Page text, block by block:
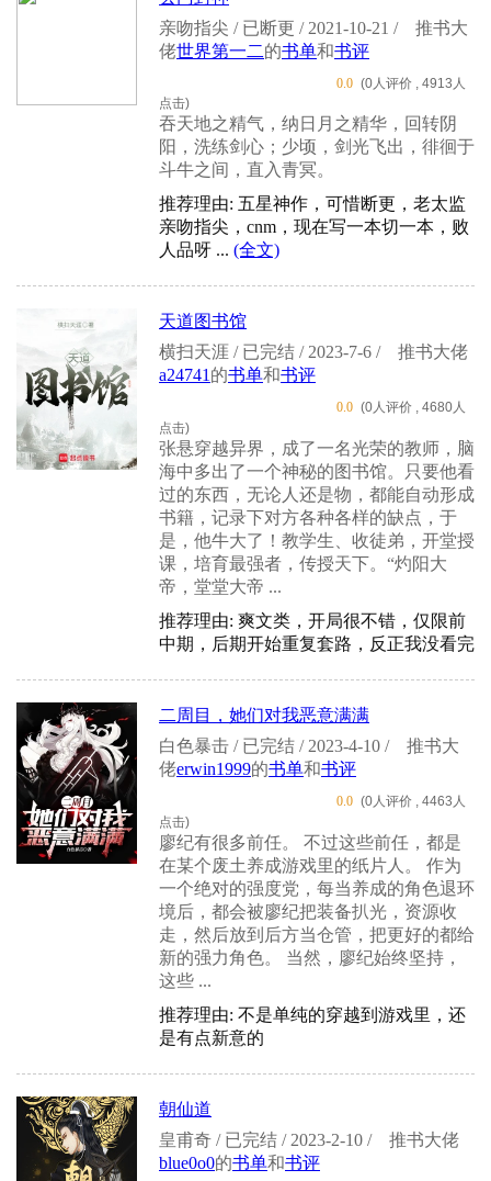
亲吻指尖 / 已断更 / 2021-10-21 /
推书大
佬世界第一二的书单和书评
0.0 (0人评价 , 4913人
点击)
吞天地之精气，纳日月之精华，回转阴
阳，洗练剑心；少顷，剑光飞出，徘徊于
斗牛之间，直入青冥。
推荐理由: 五星神作，可惜断更，老太监
亲吻指尖，cnm，现在写一本切一本，败
人品呀 ... (全文)
天道图书馆
横扫天涯 / 已完结 / 2023-7-6 /
推书大佬
a24741 的书单和书评
0.0 (0人评价 , 4680人
点击)
张悬穿越异界，成了一名光荣的教师，脑
海中多出了一个神秘的图书馆。只要他看
过的东西，无论人还是物，都能自动形成
书籍，记录下对方各种各样的缺点，于
是，他牛大了！教学生、收徒弟，开堂授
课，培育最强者，传授天下。“灼阳大
帝，堂堂大帝 ...
推荐理由: 爽文类，开局很不错，仅限前
中期，后期开始重复套路，反正我没看完
二周目，她们对我恶意满满
白色暴击 / 已完结 / 2023-4-10 /
推书大
佬erwin1999的书单和书评
0.0 (0人评价 , 4463人
点击)
廖纪有很多前任。 不过这些前任，都是
在某个废土养成游戏里的纸片人。 作为
一个绝对的强度党，每当养成的角色退环
境后，都会被廖纪把装备扒光，资源收
走，然后放到后方当仓管，把更好的都给
新的强力角色。 当然，廖纪始终坚持，
这些 ...
推荐理由: 不是单纯的穿越到游戏里，还
是有点新意的
朝仙道
皇甫奇 / 已完结 / 2023-2-10 /
推书大佬
blue0o0的书单和书评